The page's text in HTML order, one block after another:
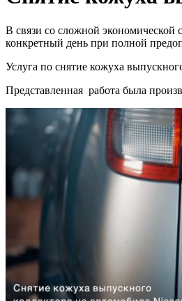
В связи со сложной
конкретный день при полной
Услуга по снятие кожуха
Представленная работа была